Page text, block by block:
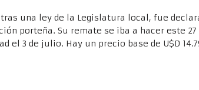
tras una ley de la Legislatura local, fue
porteña. Su remate se iba a hacer este 27
el 3 de julio. Hay un precio base de U$D